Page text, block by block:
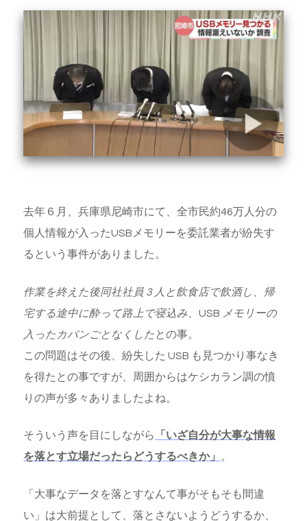
去年６月、兵庫県尼崎市にて、全市民約46万人分の
個人情報が入ったUSBメモリーを委託業者が紛失す
るという事件がありました。
作業を終えた後同社社員 3 人と飲食店で飲酒し、帰
宅する途中に酔って路上で寝込み、 USB
メモリーの
入ったカバンごとなくした との事。
この問題はその後、紛失した USB も見つかり事なき
を得たとの事ですが、周囲からはケシカラン調の憤
りの声が多々ありましたよね。
そういう声を目にしながら
「いざ自分が大事な情報
を落とす立場だったらどうするべきか」
「大事なデータを落とすなんて事がそもそも間違
い」は大前提として、落とさないようどうするか、